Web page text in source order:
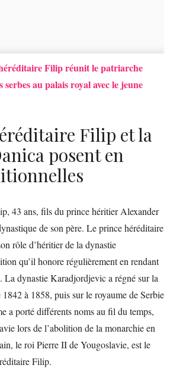
Filip réunit le patriarche
serbes au palais royal avec le jeune
Filip et la
posent en
43 ans, fils du prince héritier Alexander
de son père. Le prince héréditaire
rôle d’héritier de la dynastie
qu’il honore régulièrement en rendant
La dynastie Karadjordjevic a régné sur la
à 1858, puis sur le royaume de Serbie
a porté différents noms au fil du temps,
lors de l’abolition de la monarchie en
le roi Pierre II de Yougoslavie, est le
Filip.